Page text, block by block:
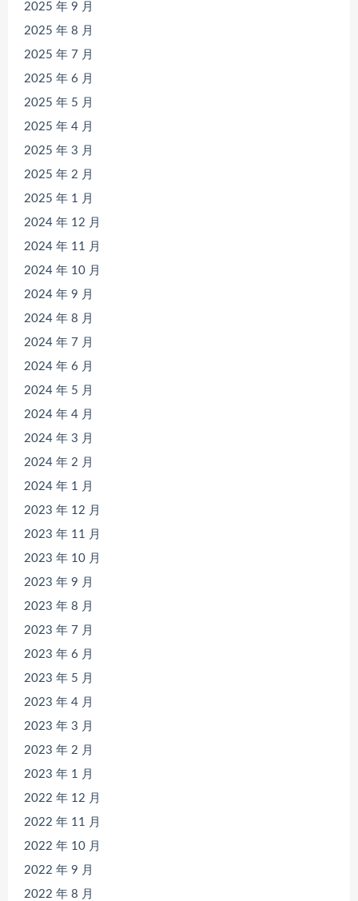
2025 年 9 月
2025 年 8 月
2025 年 7 月
2025 年 6 月
2025 年 5 月
2025 年 4 月
2025 年 3 月
2025 年 2 月
2025 年 1 月
2024 年 12 月
2024 年 11 月
2024 年 10 月
2024 年 9 月
2024 年 8 月
2024 年 7 月
2024 年 6 月
2024 年 5 月
2024 年 4 月
2024 年 3 月
2024 年 2 月
2024 年 1 月
2023 年 12 月
2023 年 11 月
2023 年 10 月
2023 年 9 月
2023 年 8 月
2023 年 7 月
2023 年 6 月
2023 年 5 月
2023 年 4 月
2023 年 3 月
2023 年 2 月
2023 年 1 月
2022 年 12 月
2022 年 11 月
2022 年 10 月
2022 年 9 月
2022 年 8 月